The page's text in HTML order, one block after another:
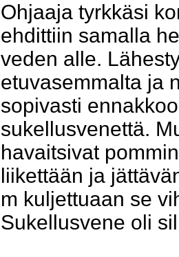
Ohjaaja tyrkkäsi
ehdittiin samalla
veden alle.
etuvasemmalta ja
sopivasti
sukellusvenettä.
havaitsivat
liikettään ja
m kuljettuaan se
Sukellusvene oli